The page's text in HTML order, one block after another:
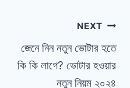
NEXT
জেনে নিন নতুন ভোটার হতে
কি কি লাগে? ভোটার হওয়ার
নতুন নিয়ম ২০২৪